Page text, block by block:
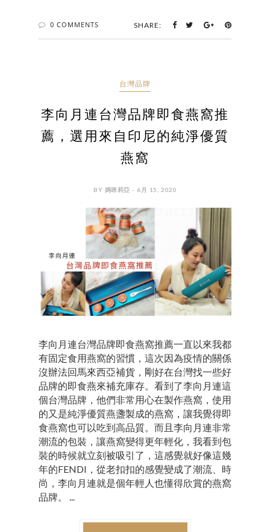
0 COMMENTS SHARE:
台灣品牌
李向月連台灣品牌即食燕窩推
薦，選用來自印尼的純淨優質
燕窩
BY 媽咪莉亞 - 6月 15, 2020
李向月連台灣品牌即食燕窩推薦一直以來我都
有固定食用燕窩的習慣，這次因為疫情的關係
沒辦法回馬來西亞補貨，剛好在台灣找一些好
品牌的即食燕來補充庫存。看到了李向月連這
個台灣品牌，他們非常用心在製作燕窩，使用
的又是純淨優質燕盞製成的燕窩，讓我覺得即
食燕窩也可以吃到高品質。而且李向月連非常
潮流的包裝，讓燕窩變得更年輕化，我看到包
裝的時候就立刻被吸引了，這感覺就好像這幾
年的FENDI，從老扣扣的感覺變成了潮流、時
尚，李向月連就是個年輕人也懂得欣賞的燕窩
品牌。 ...